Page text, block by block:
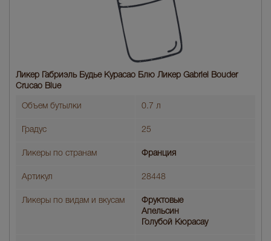
Ликер Габриэль Будье Курасао Блю Ликер Gabriel Bouder
Crucao Blue
Объем бутылки 0.7 л
Градус 25
Ликеры по странам Франция
Артикул 28448
Ликеры по видам и вкусам
Фруктовые
Апельсин
Голубой Кюрасау